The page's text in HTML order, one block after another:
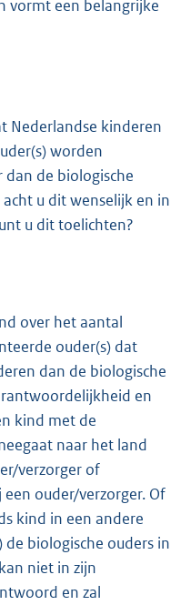
vormt een belangrijke
Nederlandse kinderen
worden
de biologische
u dit wenselijk en in
u dit toelichten?
over het aantal
ouder(s) dat
dan de biologische
en
kind met de
naar het land
verzorger of
ouder/verzorger. Of
kind in een andere
de biologische ouders in
niet in zijn
en zal